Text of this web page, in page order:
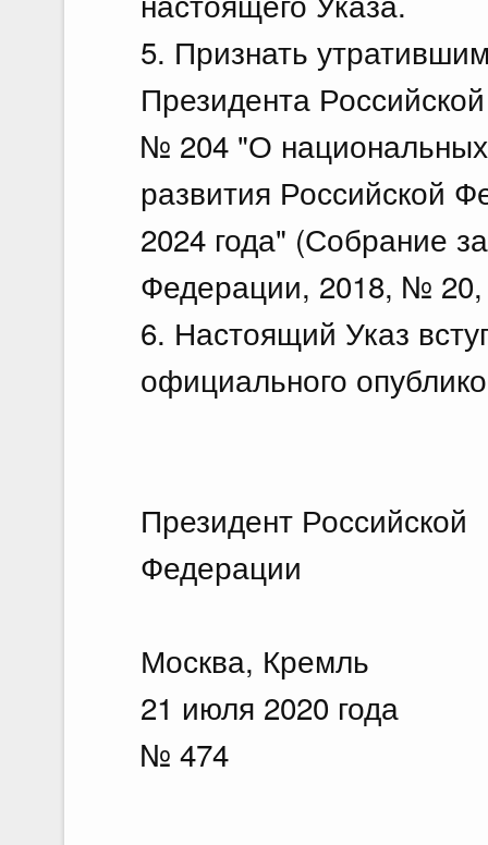
5. Признать
Президента
№ 204 "О национальных
развития Российской
2024 года" (Собрание
Федерации, 2018, №
6. Настоящий Указ
официального
Президент Российской
Федерации
Москва, Кремль
21 июля 2020 года
№ 474